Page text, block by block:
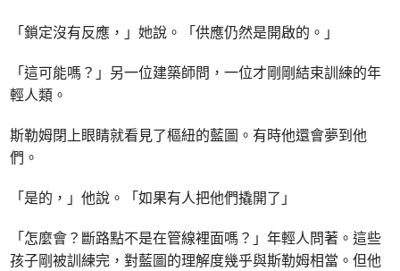
「鎖定沒有反應，」她說。「供應仍然是開啟的。」
「這可能嗎？」另一位建築師問，一位才剛剛結束訓練的年
輕人類。
斯勒姆閉上眼睛就看見了樞紐的藍圖。有時他還會夢到他
們。
「是的，」他說。「如果有人把他們撬開了」
「怎麼會？斷路點不是在管線裡面嗎？」年輕人問著。這些
孩子剛被訓練完，對藍圖的理解度幾乎與斯勒姆相當。但他